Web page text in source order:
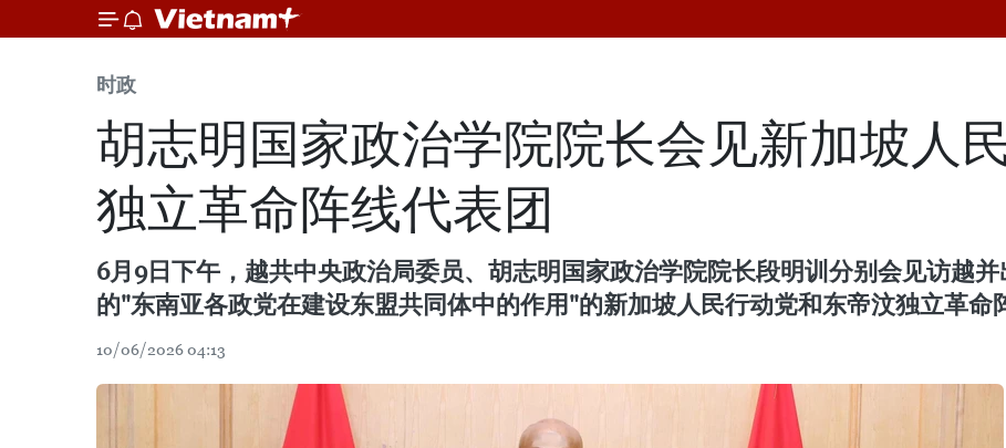
时政
胡志明国家政治学院院长会见新加坡人
独立革命阵线代表团
6月9日下午，越共中央政治局委员、胡志明国家政治学院院长段明训分别会见访越
的"东南亚各政党在建设东盟共同体中的作用"的新加坡人民行动党和东帝汶独立革命
10/06/2026 04:13